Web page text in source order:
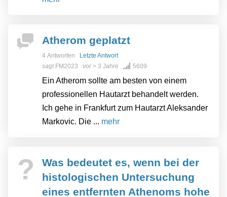
Atherom geplatzt
4 Antworten Letzte Antwort
sagt FM2023 vor> 3 Jahre 5609
Ein Atherom sollte am besten von einem
professionellen Hautarzt behandelt werden.
Ich gehe in Frankfurt zum Hautarzt Aleksander
Markovic. Die ... mehr
?
Was bedeutet es, wenn bei der
histologischen Untersuchung
eines entfernten Athenoms hohe